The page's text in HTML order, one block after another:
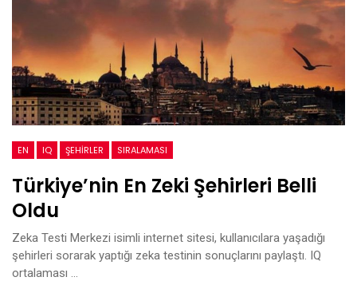
EN IQ ŞEHIRLER SIRALAMASI
Türkiye’nin En Zeki Şehirleri Belli
Oldu
Zeka Testi Merkezi isimli internet sitesi, kullanıcılara yaşadığı
şehirleri sorarak yaptığı zeka testinin sonuçlarını paylaştı. IQ
ortalaması …